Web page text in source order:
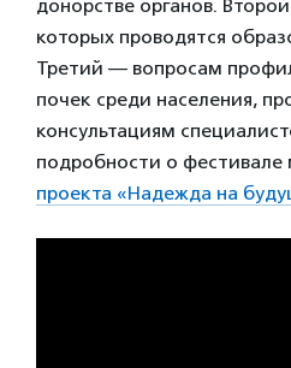
донорстве органов.
которых проводятся
Третий — вопросам
почек среди населения,
консультациям
подробности о
проекта «Надежда на